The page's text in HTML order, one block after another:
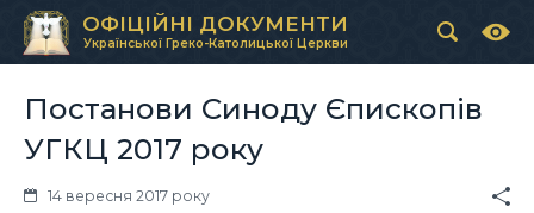
ОФІЦІЙНІ ДОКУМЕНТИ
Української Греко-Католицької Церкви
Постанови Синоду Єпископів
УГКЦ 2017 року
14 вересня 2017 року